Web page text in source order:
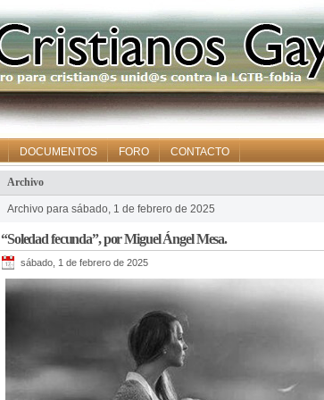
DOCUMENTOS FORO CONTACTO
Archivo
Archivo para sábado, 1 de febrero de 2025
“Soledad fecunda”, por Miguel Ángel Mesa.
sábado, 1 de febrero de 2025